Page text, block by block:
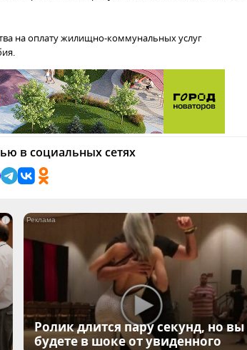
на оплату жилищно-коммунальных услуг
в социальных сетях
i
Ролик длится пару секунд, но вы
будете в шоке от увиденного